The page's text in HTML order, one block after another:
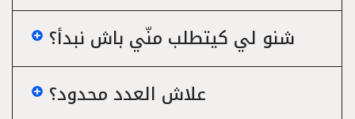
شنو لي كيتطلب منّي باش نبدأ؟
علاش العدد محدود؟